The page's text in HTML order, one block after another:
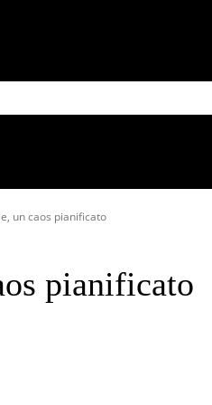
un caos pianificato
pianificato